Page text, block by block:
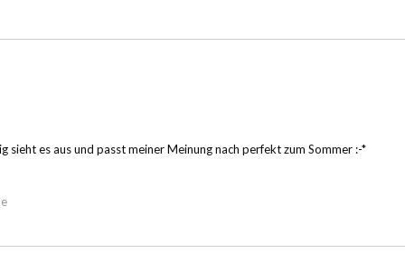
sieht es aus und passt meiner Meinung nach perfekt zum Sommer :-*